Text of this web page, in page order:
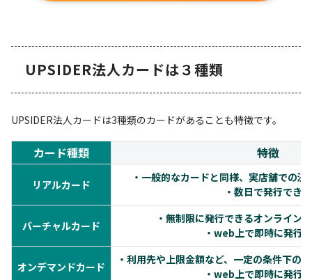
UPSIDER法人カードは３種類
UPSIDER法人カードは3種類のカードがあることも特徴です。
カード種類 特徴
リアルカード
・一般的なカードと同様、実店舗での
・数日で発行できる
バーチャルカード
・無制限に発行できるオンライン
・web上で即時に発行
オンデマンドカード
・利用先や上限金額など、一定の条件下の
・web上で即時に発行